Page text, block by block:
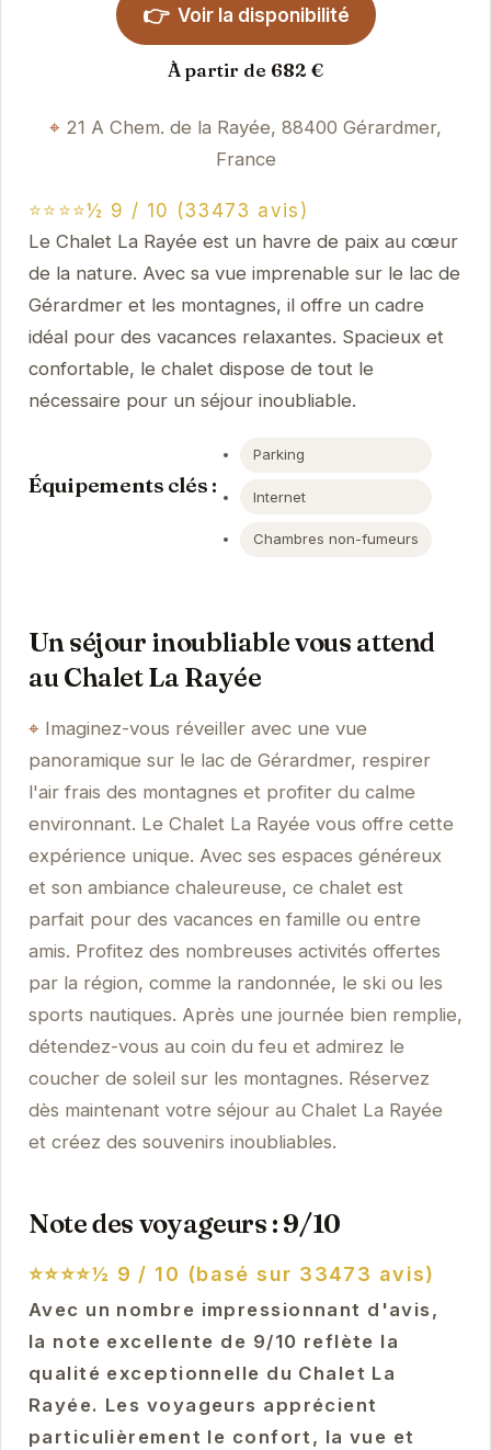
👉 Voir la disponibilité
À partir de 682 €
21 A Chem. de la Rayée, 88400 Gérardmer,
France
⭐⭐⭐⭐½ 9 / 10 (33473 avis)
Le Chalet La Rayée est un havre de paix au cœur
de la nature. Avec sa vue imprenable sur le lac de
Gérardmer et les montagnes, il offre un cadre
idéal pour des vacances relaxantes. Spacieux et
confortable, le chalet dispose de tout le
nécessaire pour un séjour inoubliable.
Équipements clés :
Parking
Internet
Chambres non-fumeurs
Un séjour inoubliable vous attend
au Chalet La Rayée
Imaginez-vous réveiller avec une vue
panoramique sur le lac de Gérardmer, respirer
l'air frais des montagnes et profiter du calme
environnant. Le Chalet La Rayée vous offre cette
expérience unique. Avec ses espaces généreux
et son ambiance chaleureuse, ce chalet est
parfait pour des vacances en famille ou entre
amis. Profitez des nombreuses activités offertes
par la région, comme la randonnée, le ski ou les
sports nautiques. Après une journée bien remplie,
détendez-vous au coin du feu et admirez le
coucher de soleil sur les montagnes. Réservez
dès maintenant votre séjour au Chalet La Rayée
et créez des souvenirs inoubliables.
Note des voyageurs : 9/10
⭐⭐⭐⭐½ 9 / 10 (basé sur 33473 avis)
Avec un nombre impressionnant d'avis,
la note excellente de 9/10 reflète la
qualité exceptionnelle du Chalet La
Rayée. Les voyageurs apprécient
particulièrement le confort, la vue et